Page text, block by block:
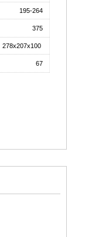
195-264
375
278x207x100
67